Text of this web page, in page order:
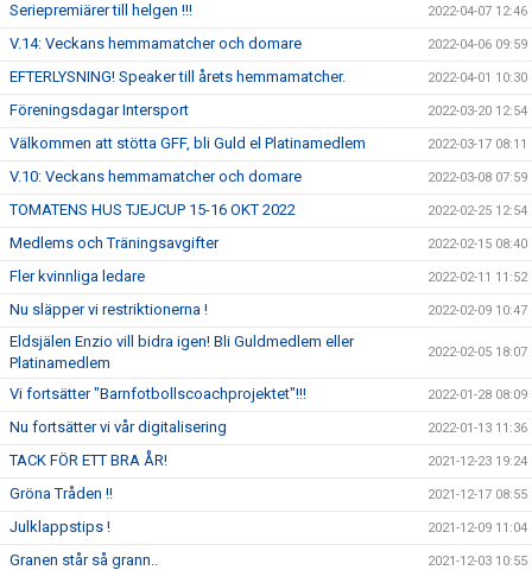
Seriepremiärer till helgen !!! 2022-04-07 12:46
V.14: Veckans hemmamatcher och domare 2022-04-06 09:59
EFTERLYSNING! Speaker till årets hemmamatcher. 2022-04-01 10:30
Föreningsdagar Intersport 2022-03-20 12:54
Välkommen att stötta GFF, bli Guld el Platinamedlem 2022-03-17 08:11
V.10: Veckans hemmamatcher och domare 2022-03-08 07:59
TOMATENS HUS TJEJCUP 15-16 OKT 2022 2022-02-25 12:54
Medlems och Träningsavgifter 2022-02-15 08:40
Fler kvinnliga ledare 2022-02-11 11:52
Nu släpper vi restriktionerna ! 2022-02-09 10:47
Eldsjälen Enzio vill bidra igen! Bli Guldmedlem eller
Platinamedlem
2022-02-05 18:07
Vi fortsätter "Barnfotbollscoachprojektet"!!! 2022-01-28 08:09
Nu fortsätter vi vår digitalisering 2022-01-13 11:36
TACK FÖR ETT BRA ÅR! 2021-12-23 19:24
Gröna Tråden !! 2021-12-17 08:55
Julklappstips ! 2021-12-09 11:04
Granen står så grann.. 2021-12-03 10:55